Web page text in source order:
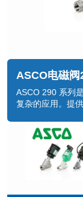
ASCO电磁阀
ASCO 290 系列
复杂的应用。提供